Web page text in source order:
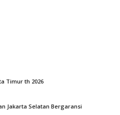
Timur th 2026
Jakarta Selatan Bergaransi